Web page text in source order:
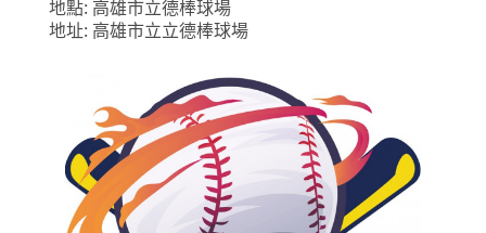
地點: 高雄市立德棒球場
地址: 高雄市立立德棒球場